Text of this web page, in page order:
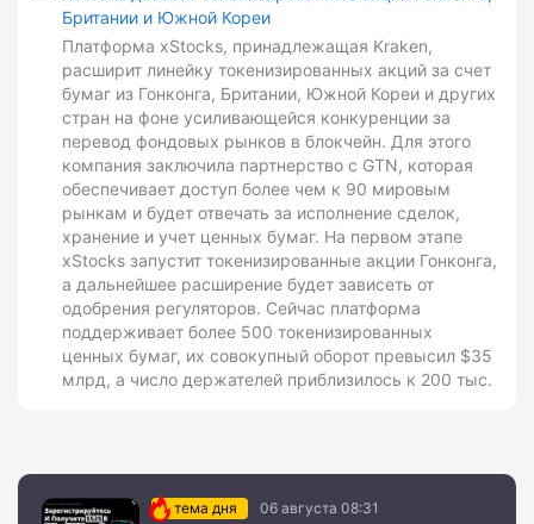
Британии и Южной Кореи
Платформа xStocks, принадлежащая Kraken,
расширит линейку токенизированных акций за счет
бумаг из Гонконга, Британии, Южной Кореи и других
стран на фоне усиливающейся конкуренции за
перевод фондовых рынков в блокчейн. Для этого
компания заключила партнерство с GTN, которая
обеспечивает доступ более чем к 90 мировым
рынкам и будет отвечать за исполнение сделок,
хранение и учет ценных бумаг. На первом этапе
xStocks запустит токенизированные акции Гонконга,
а дальнейшее расширение будет зависеть от
одобрения регуляторов. Сейчас платформа
поддерживает более 500 токенизированных
ценных бумаг, их совокупный оборот превысил $35
млрд, а число держателей приблизилось к 200 тыс.
тема дня 06 августа 08:31